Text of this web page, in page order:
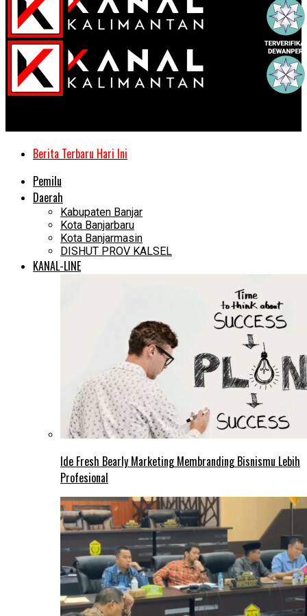
Berita Terbaru Hari Ini
Pemilu
Daerah
Kabupaten Banjar
Kota Banjarbaru
Kota Banjarmasin
DISHUT PROV KALSEL
KANAL-LINE
Ide Fresh Bearly Marketing Membranding Bisnismu Lebih
Profesional